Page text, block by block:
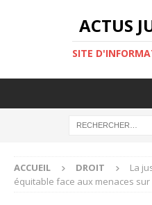
ACTUS
SITE
ACCUEIL DROIT
La
équitable face aux menaces